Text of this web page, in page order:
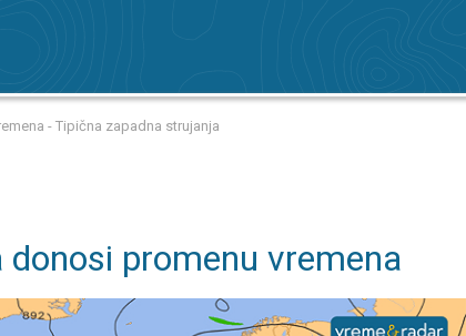
- Tipična zapadna strujanja
promenu vremena